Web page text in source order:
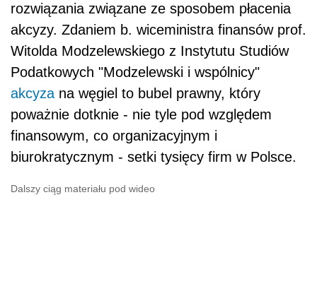
rozwiązania związane ze sposobem płacenia
akcyzy. Zdaniem b. wiceministra finansów prof.
Witolda Modzelewskiego z Instytutu Studiów
Podatkowych "Modzelewski i wspólnicy"
akcyza na węgiel to bubel prawny, który
poważnie dotknie - nie tyle pod względem
finansowym, co organizacyjnym i
biurokratycznym - setki tysięcy firm w Polsce.
Dalszy ciąg materiału pod wideo